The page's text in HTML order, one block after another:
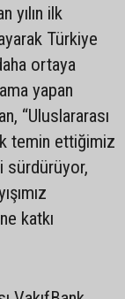
yılın ilk
Türkiye
ortaya
yapan
“Uluslararası
temin ettiğimiz
sürdürüyor,
katkı